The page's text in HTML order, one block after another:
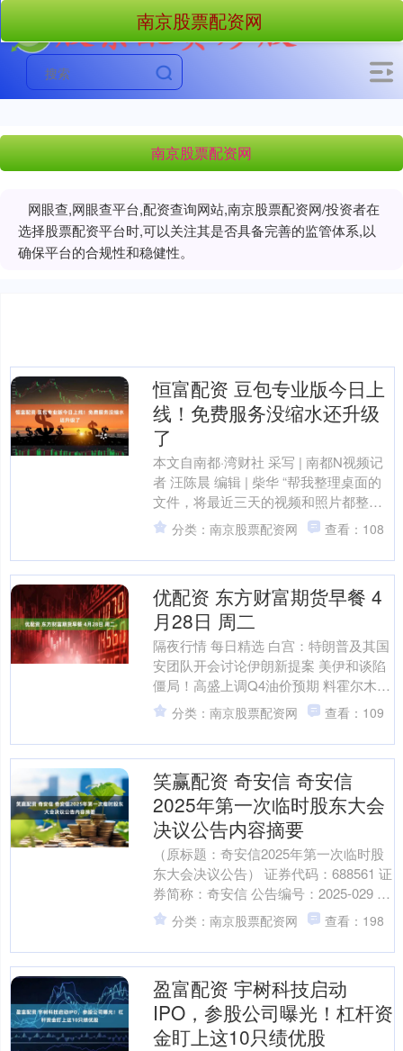
南京股票配资网
网眼查,网眼查平台,配资查询网站,南京股票配资网/投资者在
选择股票配资平台时,可以关注其是否具备完善的监管体系,以
确保平台的合规性和稳健性。
南京股票配资网
恒富配资 豆包专业版今日上
线！免费服务没缩水还升级
了
本文自南都·湾财社 采写 | 南都N视频记
者 汪陈晨 编辑 | 柴华 “帮我整理桌面的
文件，将最近三天的视频和照片都整理
到同一个文件夹，给文件夹取名‘2026
年....
分类：南京股票配资网 查看：108
优配资 东方财富期货早餐 4
月28日 周二
隔夜行情 每日精选 白宫：特朗普及其国
安团队开会讨论伊朗新提案 美伊和谈陷
僵局！高盛上调Q4油价预期 料霍尔木兹
6月底复航 穆迪维持中国主权信用评
级“A1” 并....
分类：南京股票配资网 查看：109
笑赢配资 奇安信 奇安信
2025年第一次临时股东大会
决议公告内容摘要
（原标题：奇安信2025年第一次临时股
东大会决议公告） 证券代码：688561 证
券简称：奇安信 公告编号：2025-029 奇
安信科技集团股份有限公司 202....
分类：南京股票配资网 查看：198
盈富配资 宇树科技启动
IPO，参股公司曝光！杠杆资
金盯上这10只绩优股